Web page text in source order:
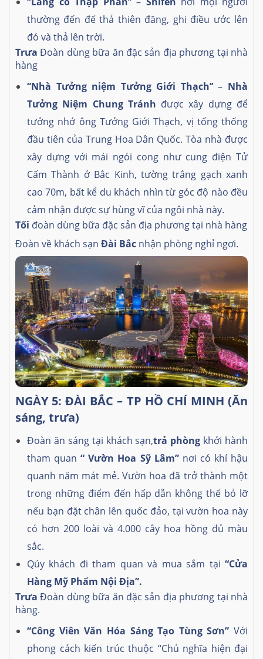
thường đến để thả thiên đăng, ghi điều ước lên
đó và thả lên trời.
Trưa Đoàn dùng bữa ăn đặc sản địa phương tại nhà
hàng
“Nhà Tưởng niệm Tưởng Giới Thạch’’– Nhà
Tưởng Niệm Chung Tránh được xây dựng để
tưởng nhớ ông Tưởng Giới Thạch, vị tổng thống
đầu tiên của Trung Hoa Dân Quốc. Tòa nhà được
xây dựng với mái ngói cong như cung điện Tử
Cấm Thành ở Bắc Kinh, tường trắng gạch xanh
cao 70m, bất kể du khách nhìn từ góc độ nào đều
cảm nhận được sự hùng vĩ của ngôi nhà này.
Tối đoàn dùng bữa đặc sản địa phương tại nhà hàng
Đoàn về khách sạn Đài Bắc nhận phòng nghỉ ngơi.
NGÀY 5: ĐÀI BẮC – TP HỒ CHÍ MINH (Ăn
sáng, trưa)
Đoàn ăn sáng tại khách sạn,trả phòng khởi hành
tham quan“ Vườn Hoa Sỹ Lâm” nơi có khí hậu
quanh năm mát mẻ. Vườn hoa đã trở thành một
trong những điểm đến hấp dẫn không thể bỏ lỡ
nếu bạn đặt chân lên quốc đảo, tại vườn hoa này
có hơn 200 loài và 4.000 cây hoa hồng đủ màu
sắc.
Qúy khách đi tham quan và mua sắm tại “Cửa
Hàng Mỹ Phẩm Nội Địa”.
Trưa Đoàn dùng bữa ăn đặc sản địa phương tại nhà
hàng.
“Công Viên Văn Hóa Sáng Tạo Tùng Sơn” Với
phong cách kiến trúc thuộc “Chủ nghĩa hiện đại